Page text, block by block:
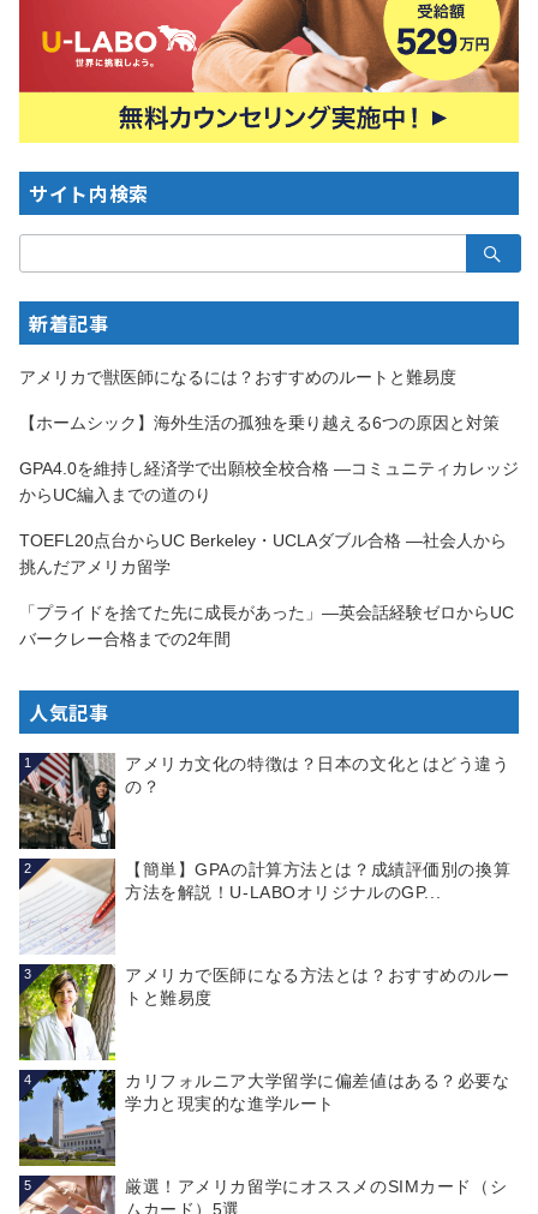
サイト内検索
索：
新着記事
アメリカで獣医師になるには？おすすめのルートと難易度
【ホームシック】海外生活の孤独を乗り越える6つの原因と対策
GPA4.0を維持し経済学で出願校全校合格 —コミュニティカレッジ
からUC編入までの道のり
TOEFL20点台からUC Berkeley・UCLAダブル合格 —社会人から
挑んだアメリカ留学
「プライドを捨てた先に成長があった」—英会話経験ゼロからUC
バークレー合格までの2年間
人気記事
1
アメリカ文化の特徴は？日本の文化とはどう違う
の？
2
【簡単】GPAの計算方法とは？成績評価別の換算
方法を解説！U-LABOオリジナルのGP...
3
アメリカで医師になる方法とは？おすすめのルー
トと難易度
4
カリフォルニア大学留学に偏差値はある？必要な
学力と現実的な進学ルート
5
厳選！アメリカ留学にオススメのSIMカード（シ
ムカード）5選